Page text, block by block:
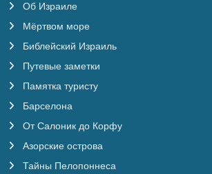
Об Израиле
Мёртвом море
Библейский Израиль
Путевые заметки
Памятка туристу
Барселона
От Салоник до Корфу
Азорские острова
Тайны Пелопоннеса